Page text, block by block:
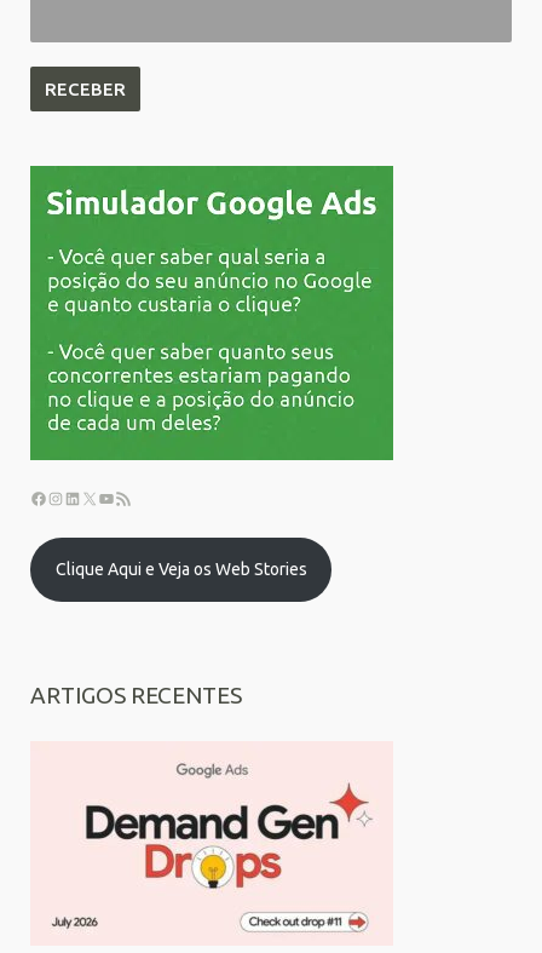
Clique Aqui e Veja os Web Stories
ARTIGOS RECENTES